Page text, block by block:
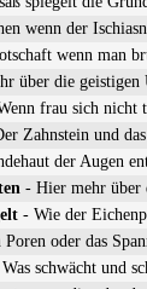
wenn der
wenn man
über die geistigen
frau sich nicht
Zahnstein und
der Augen
- Hier mehr über
- Wie der
oder das
schwächt und